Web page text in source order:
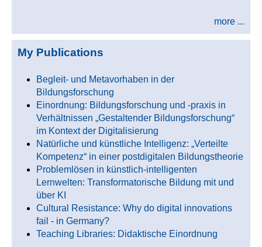
more ...
My Publications
Begleit- und Metavorhaben in der
Bildungsforschung
Einordnung: Bildungsforschung und -praxis in
Verhältnissen „Gestaltender Bildungsforschung“
im Kontext der Digitalisierung
Natürliche und künstliche Intelligenz: „Verteilte
Kompetenz“ in einer postdigitalen Bildungstheorie
Problemlösen in künstlich-intelligenten
Lernwelten: Transformatorische Bildung mit und
über KI
Cultural Resistance: Why do digital innovations
fail - in Germany?
Teaching Libraries: Didaktische Einordnung